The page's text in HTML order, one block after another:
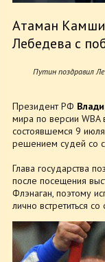
Атаман
Лебедева с
Путин поздравил
Президент РФ
мира по версии
состоявшемся 9
решением судей со
Глава государства
после посещения
Флэнаган, поэтому
лично встретиться